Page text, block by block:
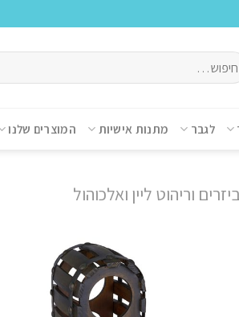
לגבר מתנות אישיות המוצרים שלנו
וריהוט ליין ואלכוהול